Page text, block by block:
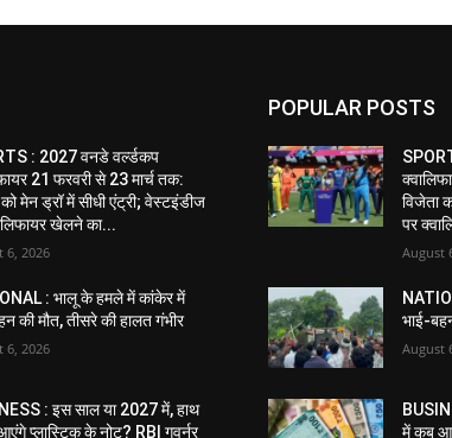
: 2027 वनडे वर्ल्डकप
21 फरवरी से 23 मार्च तक:
मेन ड्रॉ में सीधी एंट्री; वेस्टइंडीज
खेलने का...
6, 2026
: भालू के हमले में कांकेर में
की मौत, तीसरे की हालत गंभीर
6, 2026
: इस साल या 2027 में, हाथ
प्लास्टिक के नोट? RBI गवर्नर
POPULAR POSTS
विजेता
पर
August
भाई-
August
में कब